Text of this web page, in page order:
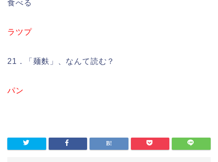
食べる
ラツプ
21．「麺麩」、なんて読む？
パン